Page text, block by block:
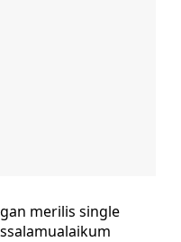
merilis single